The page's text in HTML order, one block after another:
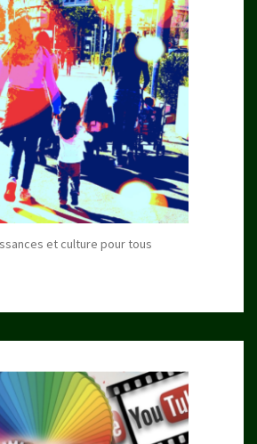
et culture pour tous